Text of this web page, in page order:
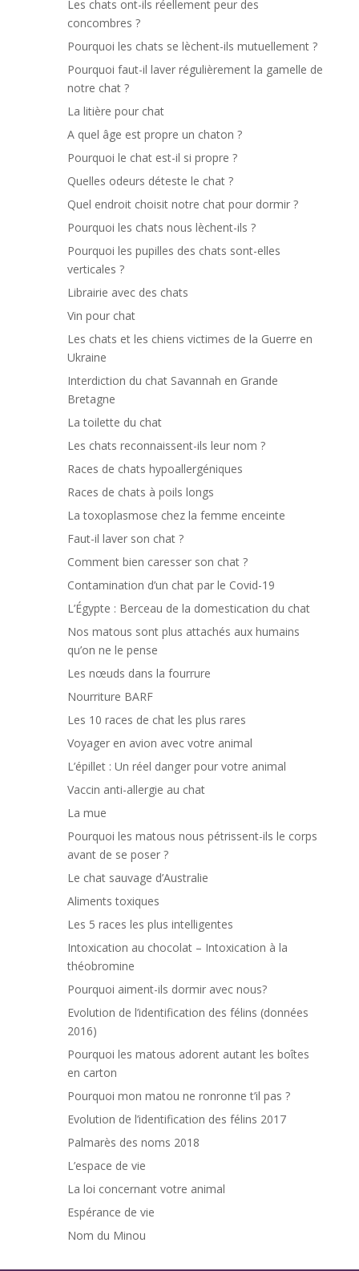
Les chats ont-ils réellement peur des
concombres ?
Pourquoi les chats se lèchent-ils mutuellement ?
Pourquoi faut-il laver régulièrement la gamelle de
notre chat ?
La litière pour chat
A quel âge est propre un chaton ?
Pourquoi le chat est-il si propre ?
Quelles odeurs déteste le chat ?
Quel endroit choisit notre chat pour dormir ?
Pourquoi les chats nous lèchent-ils ?
Pourquoi les pupilles des chats sont-elles
verticales ?
Librairie avec des chats
Vin pour chat
Les chats et les chiens victimes de la Guerre en
Ukraine
Interdiction du chat Savannah en Grande
Bretagne
La toilette du chat
Les chats reconnaissent-ils leur nom ?
Races de chats hypoallergéniques
Races de chats à poils longs
La toxoplasmose chez la femme enceinte
Faut-il laver son chat ?
Comment bien caresser son chat ?
Contamination d’un chat par le Covid-19
L’Égypte : Berceau de la domestication du chat
Nos matous sont plus attachés aux humains
qu’on ne le pense
Les nœuds dans la fourrure
Nourriture BARF
Les 10 races de chat les plus rares
Voyager en avion avec votre animal
L’épillet : Un réel danger pour votre animal
Vaccin anti-allergie au chat
La mue
Pourquoi les matous nous pétrissent-ils le corps
avant de se poser ?
Le chat sauvage d’Australie
Aliments toxiques
Les 5 races les plus intelligentes
Intoxication au chocolat – Intoxication à la
théobromine
Pourquoi aiment-ils dormir avec nous?
Evolution de l’identification des félins (données
2016)
Pourquoi les matous adorent autant les boîtes
en carton
Pourquoi mon matou ne ronronne t’il pas ?
Evolution de l’identification des félins 2017
Palmarès des noms 2018
L’espace de vie
La loi concernant votre animal
Espérance de vie
Nom du Minou